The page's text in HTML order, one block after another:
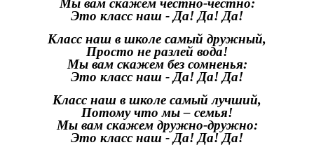
Мы вам скажем честно-честно:
Это класс наш - Да! Да! Да!
Класс наш в школе самый дружный,
Просто не разлей вода!
Мы вам скажем без сомненья:
Это класс наш - Да! Да! Да!
Класс наш в школе самый лучший,
Потому что мы – семья!
Мы вам скажем дружно-дружно:
Это класс наш - Да! Да! Да!